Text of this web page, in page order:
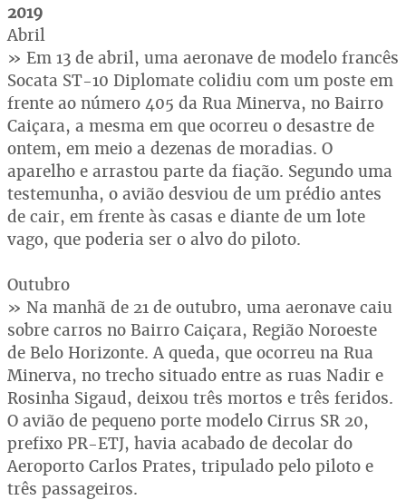
2019
Abril
» Em 13 de abril, uma aeronave de modelo francês
Socata ST-10 Diplomate colidiu com um poste em
frente ao número 405 da Rua Minerva, no Bairro
Caiçara, a mesma em que ocorreu o desastre de
ontem, em meio a dezenas de moradias. O
aparelho e arrastou parte da fiação. Segundo uma
testemunha, o avião desviou de um prédio antes
de cair, em frente às casas e diante de um lote
vago, que poderia ser o alvo do piloto.
Outubro
» Na manhã de 21 de outubro, uma aeronave caiu
sobre carros no Bairro Caiçara, Região Noroeste
de Belo Horizonte. A queda, que ocorreu na Rua
Minerva, no trecho situado entre as ruas Nadir e
Rosinha Sigaud, deixou três mortos e três feridos.
O avião de pequeno porte modelo Cirrus SR 20,
prefixo PR-ETJ, havia acabado de decolar do
Aeroporto Carlos Prates, tripulado pelo piloto e
três passageiros.